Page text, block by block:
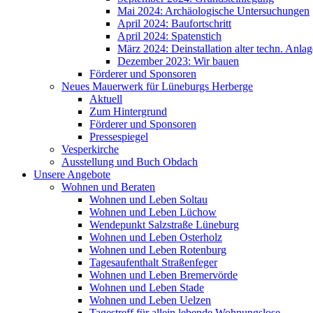
Mai 2024: Archäologische Untersuchungen
April 2024: Baufortschritt
April 2024: Spatenstich
März 2024: Deinstallation alter techn.
Dezember 2023: Wir bauen
Förderer und Sponsoren
Neues Mauerwerk für Lüneburgs Herberge
Aktuell
Zum Hintergrund
Förderer und Sponsoren
Pressespiegel
Vesperkirche
Ausstellung und Buch Obdach
Unsere Angebote
Wohnen und Beraten
Wohnen und Leben Soltau
Wohnen und Leben Lüchow
Wendepunkt Salzstraße Lüneburg
Wohnen und Leben Osterholz
Wohnen und Leben Rotenburg
Tagesaufenthalt Straßenfeger
Wohnen und Leben Bremervörde
Wohnen und Leben Stade
Wohnen und Leben Uelzen